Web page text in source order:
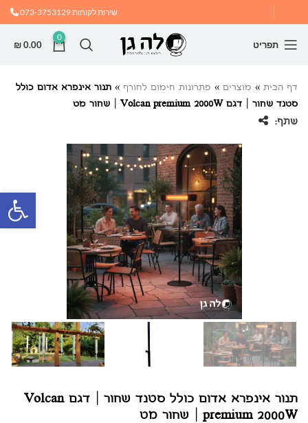
שירות לקוחות073-3753129
תפריט
0
₪0.00
דף הבית » מוצרים » פתרונות חימום לחורף » תנור אינפרא אדום כולל
סטנד שחור | דגם Volcan premium 2000W | שחור מט
שתף:
תנור אינפרא אדום כולל סטנד שחור | דגם Volcan
premium 2000W | שחור מט